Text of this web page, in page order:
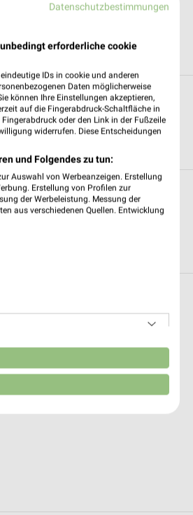
Datenschutzbestimmungen
erforderliche cookie
IDs in cookie und anderen
Daten möglicherweise
können Ihre Einstellungen akzeptieren,
auf die Fingerabdruck-Schaltfläche in
oder den Link in der Fußzeile
widerrufen. Diese Entscheidungen
und Folgendes zu tun:
Auswahl von Werbeanzeigen. Erstellung
Erstellung von Profilen zur
der Werbeleistung. Messung der
aus verschiedenen Quellen. Entwicklung